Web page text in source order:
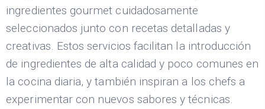
ingredientes gourmet cuidadosamente
seleccionados junto con recetas detalladas y
creativas. Estos servicios facilitan la introducción
de ingredientes de alta calidad y poco comunes en
la cocina diaria, y también inspiran a los chefs a
experimentar con nuevos sabores y técnicas.